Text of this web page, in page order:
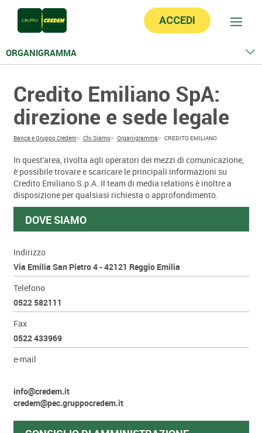
ACCEDI
ORGANIGRAMMA
Credito Emiliano
Credem - Euromobiliare Private Banking
Avvera
Credem CB
Credem Euromobiliare Private Asset
Credemfactor
Credemleasing
Credemtel
Credemvita
Credem Euromobiliare Asset Management
Credem Euromobiliare Advisory SIM
M.G.T.
Credito Emiliano SpA:
direzione e sede legale
Banca e Gruppo Credem Chi Siamo Organigramma CREDITO EMILIANO
In quest'area, rivolta agli operatori dei mezzi di comunicazione,
è possibile trovare e scaricare le principali informazioni su
Credito Emiliano S.p.A. Il team di media relations è inoltre a
disposizione per qualsiasi richiesta o approfondimento.
DOVE SIAMO
Indirizzo
Via Emilia San Pietro 4 - 42121 Reggio Emilia
Telefono
0522 582111
Fax
0522 433969
e-mail
info@credem.it
credem@pec.gruppocredem.it